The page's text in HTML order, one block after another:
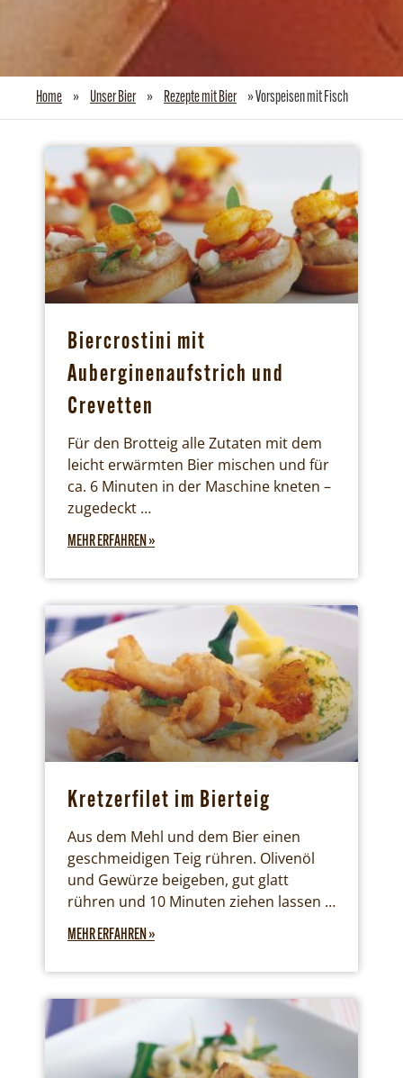
Home » Unser Bier » Rezepte mit Bier »Vorspeisen mit Fisch
Biercrostini mit
Auberginenaufstrich und
Crevetten
Für den Brotteig alle Zutaten mit dem
leicht erwärmten Bier mischen und für
ca. 6 Minuten in der Maschine kneten –
zugedeckt …
MEHR ERFAHREN »
Kretzerfilet im Bierteig
Aus dem Mehl und dem Bier einen
geschmeidigen Teig rühren. Olivenöl
und Gewürze beigeben, gut glatt
rühren und 10 Minuten ziehen lassen …
MEHR ERFAHREN »